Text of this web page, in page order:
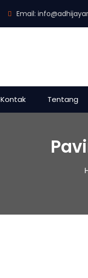
Email:
Kontak Tentang